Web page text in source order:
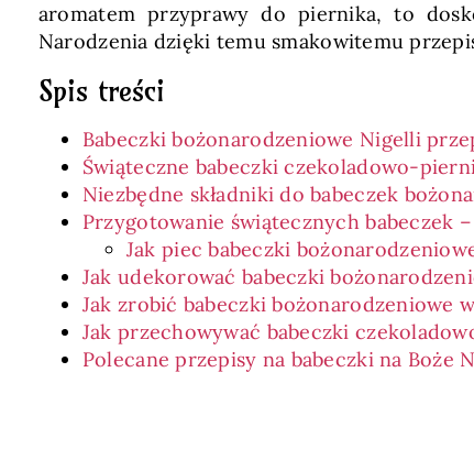
aromatem przyprawy do piernika, to
Narodzenia dzięki temu smakowitemu
Spis treści
Babeczki bożonarodzeniowe Nigelli
Świąteczne babeczki czekoladowo-
Niezbędne składniki do babeczek
Przygotowanie świątecznych babeczek
Jak piec babeczki
Jak udekorować babeczki
Jak zrobić babeczki bożonarodzeniowe
Jak przechowywać babeczki
Polecane przepisy na babeczki na Boże